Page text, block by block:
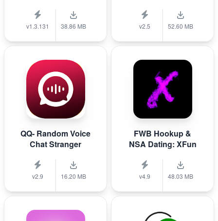
v1.3.131 38.86 MB v2.5 52.60 MB
QQ- Random Voice
Chat Stranger
v2.9 16.20 MB
FWB Hookup &
NSA Dating: XFun
v4.9 48.03 MB